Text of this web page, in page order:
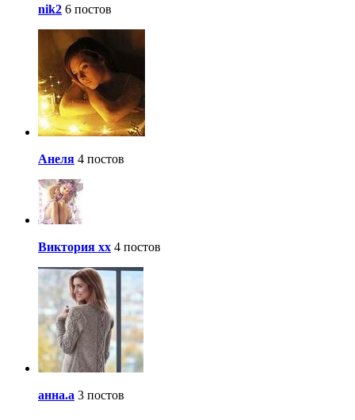
nik2 6 постов
Анеля 4 постов
Виктория хх 4 постов
анна.a 3 постов